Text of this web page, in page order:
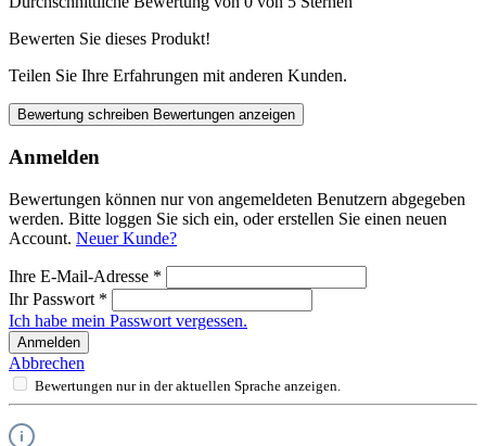
Bewerten Sie dieses Produkt!
Teilen Sie Ihre Erfahrungen mit anderen Kunden.
Bewertung schreiben Bewertungen anzeigen
Anmelden
Bewertungen können nur von angemeldeten Benutzern abgegeben
werden. Bitte loggen Sie sich ein, oder erstellen Sie einen neuen
Account. Neuer Kunde?
Ihre E-Mail-Adresse *
Ihr Passwort *
Ich habe mein Passwort vergessen.
Anmelden
Abbrechen
Bewertungen nur in der aktuellen Sprache anzeigen.